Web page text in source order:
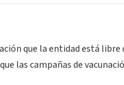
que la entidad está libre
las campañas de